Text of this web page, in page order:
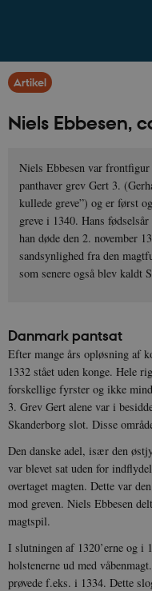
Artikel
Niels Ebbesen,
Niels Ebbesen var
panthaver grev Gert 3.
kullede greve”) og er først
greve i 1340. Hans
han døde den 2. november
sandsynlighed fra den
som senere også blev kaldt
Danmark pantsat
Efter mange års opløsning af
1332 stået uden konge. Hele
forskellige fyrster og ikke
3. Grev Gert alene var i
Skanderborg slot. Disse
Den danske adel, især den
var blevet sat uden for
overtaget magten. Dette var
mod greven. Niels Ebbesen
magtspil.
I slutningen af 1320’erne og i
holstenerne ud med
prøvede f.eks. i 1334. Dette